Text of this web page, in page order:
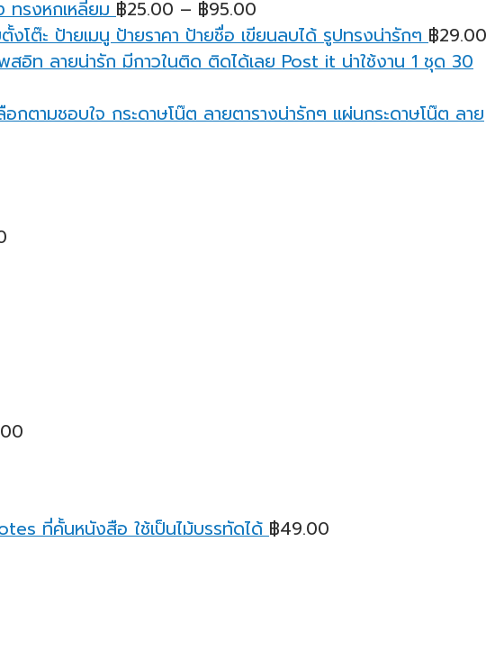
รงหกเหลี่ยม ฿25.00 – ฿95.00
฿95.00
งโต๊ะ ป้ายเมนู ป้ายราคา ป้ายชื่อ เขียนลบได้ รูปทรงน่ารักๆ ฿29.00
สอิท ลายน่ารัก มีกาวในติด ติดได้เลย Post it น่าใช้งาน 1 ชุด 30
กระดาษโน๊ต ลายตารางน่ารักๆ แผ่นกระดาษโน๊ต ลาย
ที่คั้นหนังสือ ใช้เป็นไม้บรรทัดได้ ฿49.00